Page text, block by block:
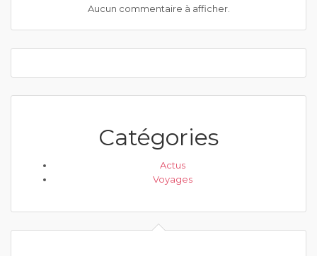
Aucun commentaire à afficher.
Catégories
Actus
Voyages